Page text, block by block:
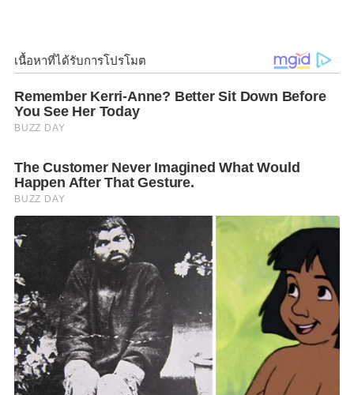
สร้างสรรค์“สารคดีเชิงข่าวปัญหาสังคมและสิ่ง
แวดล้อม”แสดงพลังคนรุ่นใหม่ที่ต้องการเป็นส่วนหนึ่งใน
การช่วยรณรงค์และผลักดันให้ทุกคนในสังคม รับรู้ เข้าใจ
และตระหนักถึงปัญหา รวมทั้งเสนอแนวทางแก้ไขอย่าง
ครั้งนี้มีเยาวชนระดับอุดมศึกษาให้ความสนใจส่งผลงาน
แนวคิดผลิตสารคดีเชิงข่าวปัญหาสังคมและสิ่งแวดล้อม
16 ทีม ซึ่งทั้ง 16 ทีมได้เข้าร่วมกิจกรรมCOACHINGกับ
เหล่าวิทยากรผู้ทรงคุณวุฒิ ทีมโค้ช พร้อมพี่เลี้ยงที่ล้วนแต่
เป็นคนข่าวมืออาชีพของช่อง7HDเพื่อเตรียมความพร้อม
เสริมไอเดีย ก่อนลงมือสร้างสรรค์ผลิตผลงานสารคดีเชิง
ข่าวออกสู่สายตาสาธารณชน เมื่อวันศุกร์ที่ 13 กันยายนที่
ผ่านมา
สมโภชน์ โตรักษา